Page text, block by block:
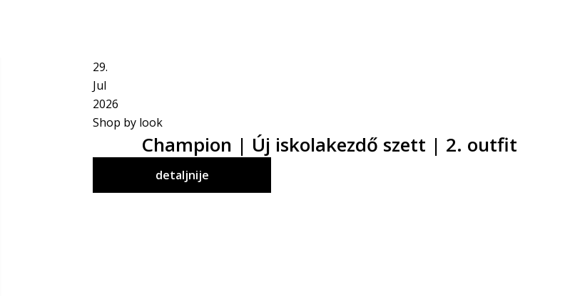
29.
Jul
2026
Shop by look
Champion | Új iskolakezdő szett | 2. outfit
detaljnije